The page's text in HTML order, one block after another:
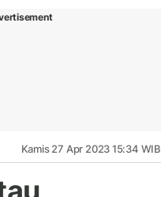
Kamis 27 Apr 2023 15:34 WIB